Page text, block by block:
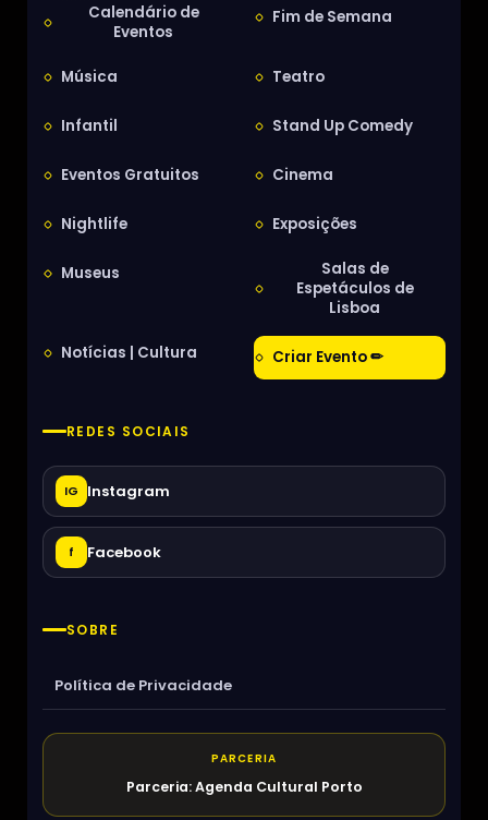
Calendário de
Eventos
Fim de Semana
Música Teatro
Infantil Stand Up Comedy
Eventos Gratuitos Cinema
Nightlife Exposições
Museus
Salas de
Espetáculos de
Lisboa
Notícias | Cultura Criar Evento ✏
REDES SOCIAIS
IG Instagram
f Facebook
SOBRE
Política de Privacidade
PARCERIA
Parceria: Agenda Cultural Porto